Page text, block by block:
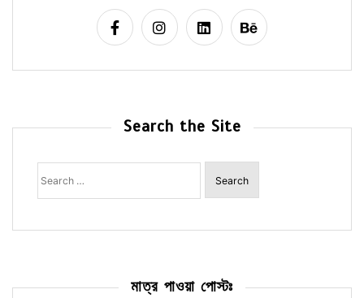
Search the Site
Search
for:
মাত্র পাওয়া পোস্টঃ